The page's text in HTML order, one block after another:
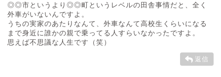
◎◎市というより◎◎町というレベルの田舎事情だと、全く
外車がいないんですよ。
うちの実家のあたりなんて、外車なんて高校生くらいになる
まで身近に誰かの親で乗ってる人すらいなかったですよ。
思えば不思議な人生です（笑）
返信